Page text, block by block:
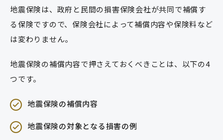
地震保険は、政府と民間の損害保険会社が共同で補償す
る保険ですので、保険会社によって補償内容や保険料など
は変わりません。
地震保険の補償内容で押さえておくべきことは、以下の4
つです。
地震保険の補償内容
地震保険の対象となる損害の例